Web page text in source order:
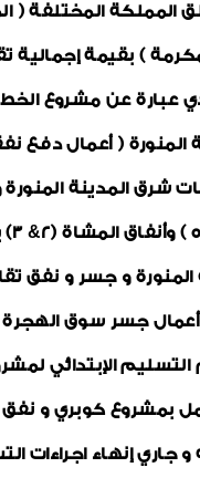
المملكة المختلفة (
عبارة عن مشروع الخط
المنورة ( أعمال دفع
شرق المدينة المنورة
المنورة و جسر و نفق
وأعمال جسر سوق
الإبتدائي
بمشروع كوبري و نفق
جاري إنهاء اجراءات